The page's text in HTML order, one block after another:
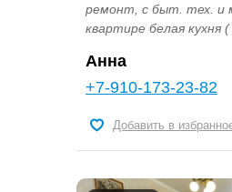
ремонт, с быт. тех. и
квартире белая кухня (
Анна
+7-910-173-23-82
Добавить в